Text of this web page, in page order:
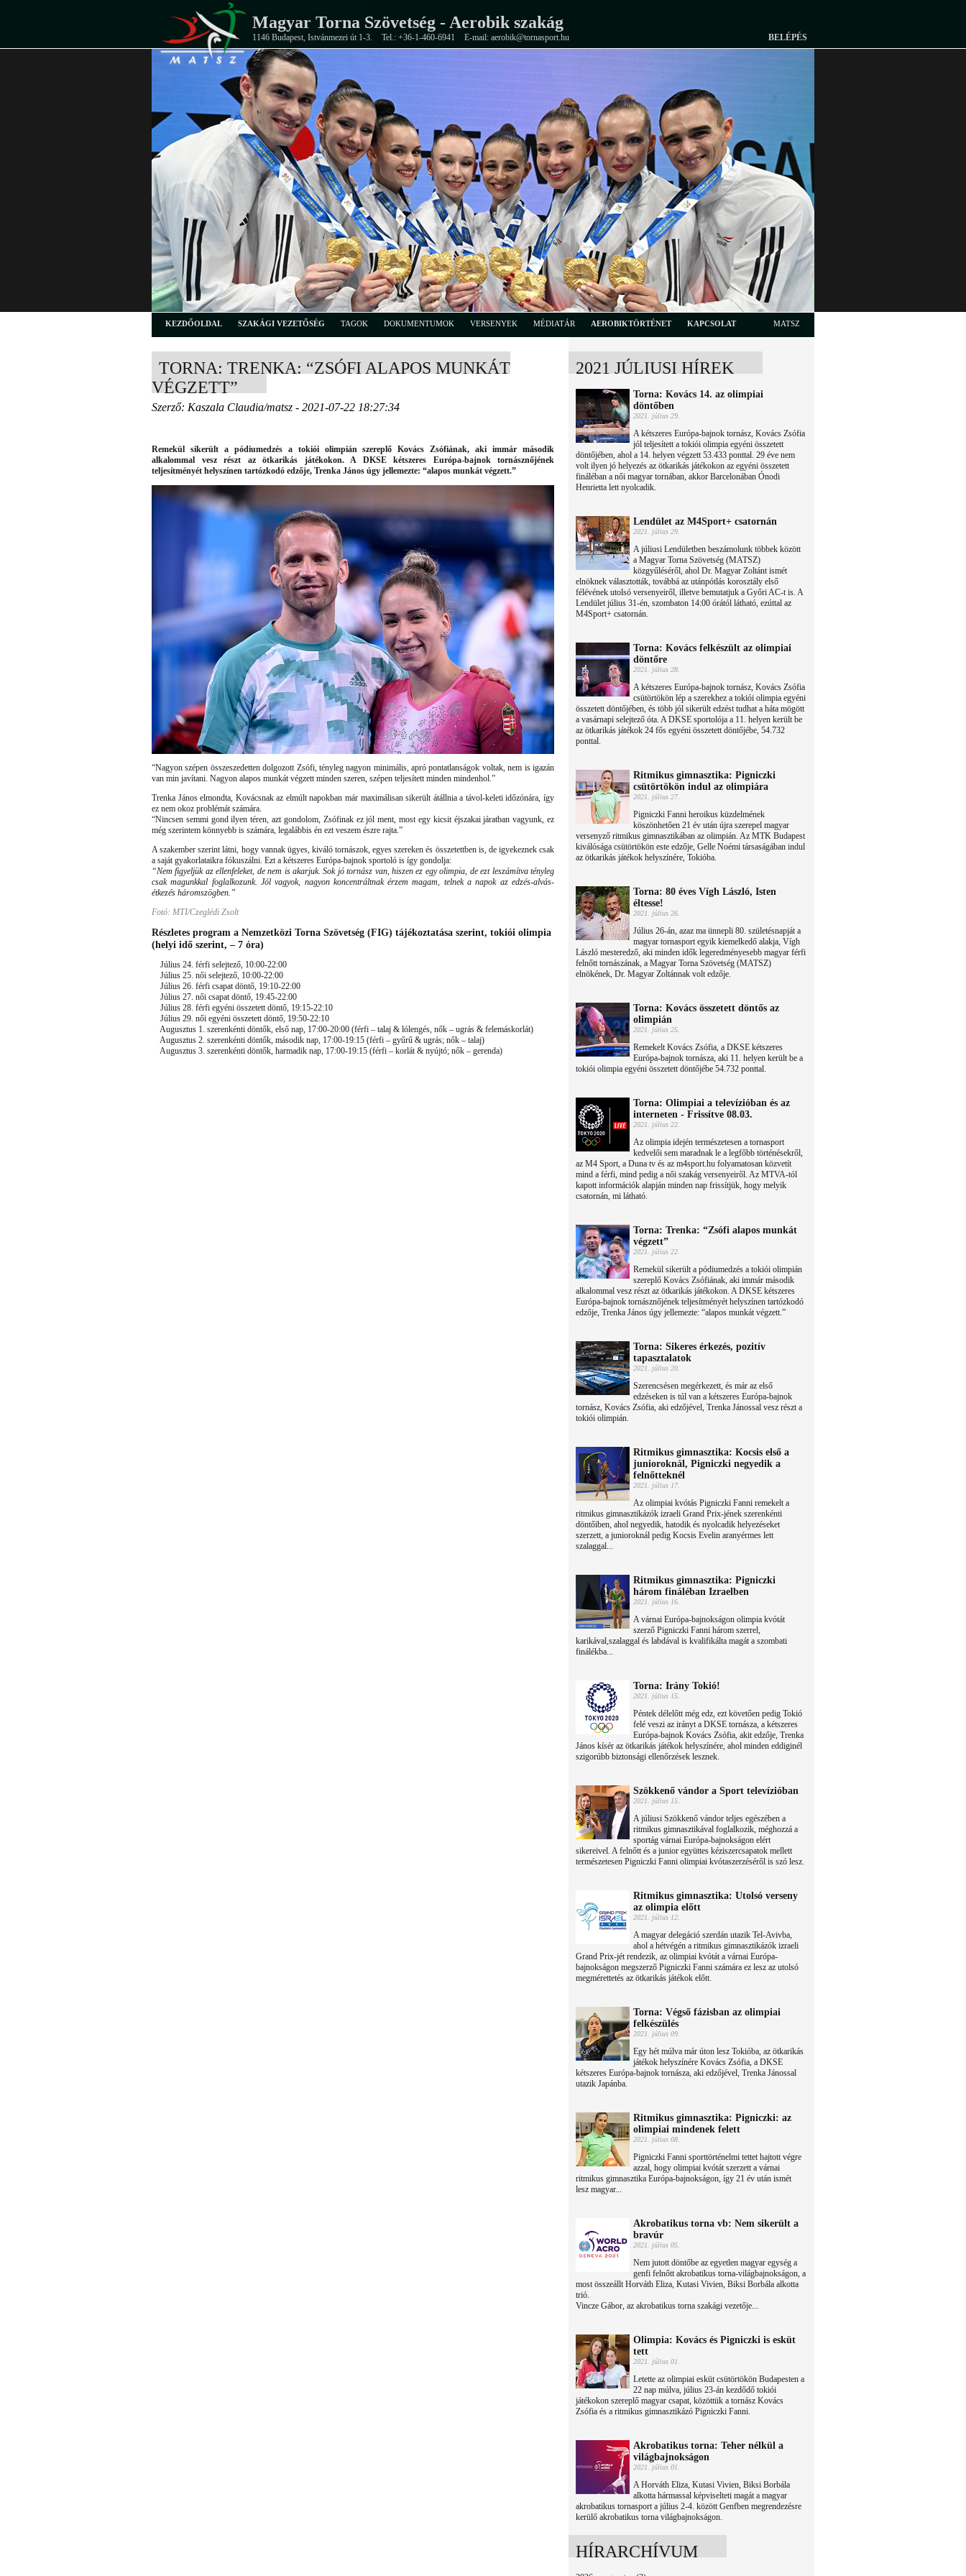
Magyar Torna Szövetség - Aerobik szakág
1146 Budapest, Istvánmezei út 1-3. Tel.: +36-1-460-6941 E-mail: aerobik@tornasport.hu BELÉPÉS
KEZDŐOLDAL SZAKÁGI VEZETŐSÉG TAGOK DOKUMENTUMOK VERSENYEK MÉDIATÁR AEROBIKTÖRTÉNET KAPCSOLAT MATSZ
TORNA: TRENKA: “ZSÓFI ALAPOS MUNKÁT
VÉGZETT”
Szerző: Kaszala Claudia/matsz - 2021-07-22 18:27:34
Remekül sikerült a pódiumedzés a tokiói olimpián szereplő Kovács Zsófiának, aki immár második
alkalommal vesz részt az ötkarikás játékokon. A DKSE kétszeres Európa-bajnok tornásznőjének
teljesítményét helyszínen tartózkodó edzője, Trenka János úgy jellemezte: “alapos munkát végzett.”
“Nagyon szépen összeszedetten dolgozott Zsófi, tényleg nagyon minimális, apró pontatlanságok voltak, nem is igazán
van min javítani. Nagyon alapos munkát végzett minden szeren, szépen teljesített minden mindenhol.”
Trenka János elmondta, Kovácsnak az elmúlt napokban már maximálisan sikerült átállnia a távol-keleti időzónára, így
ez nem okoz problémát számára.
“Nincsen semmi gond ilyen téren, azt gondolom, Zsófinak ez jól ment, most egy kicsit éjszakai járatban vagyunk, ez
még szerintem könnyebb is számára, legalábbis én ezt veszem észre rajta.”
A szakember szerint látni, hogy vannak ügyes, kiváló tornászok, egyes szereken és összetettben is, de igyekeznek csak
a saját gyakorlataikra fókuszálni. Ezt a kétszeres Európa-bajnok sportoló is így gondolja:
“Nem figyeljük az ellenfeleket, de nem is akarjuk. Sok jó tornász van, hiszen ez egy olimpia, de ezt leszámítva tényleg
csak magunkkal foglalkozunk. Jól vagyok, nagyon koncentráltnak érzem magam, telnek a napok az edzés-alvás-
étkezés háromszögben.”
Fotó: MTI/Czeglédi Zsolt
Részletes program a Nemzetközi Torna Szövetség (FIG) tájékoztatása szerint, tokiói olimpia
(helyi idő szerint, – 7 óra)
Július 24. férfi selejtező, 10:00-22:00
Július 25. női selejtező, 10:00-22:00
Július 26. férfi csapat döntő, 19:10-22:00
Július 27. női csapat döntő, 19:45-22:00
Július 28. férfi egyéni összetett döntő, 19:15-22:10
Július 29. női egyéni összetett döntő, 19:50-22:10
Augusztus 1. szerenkénti döntők, első nap, 17:00-20:00 (férfi – talaj & lólengés, nők – ugrás & felemáskorlát)
Augusztus 2. szerenkénti döntők, második nap, 17:00-19:15 (férfi – gyűrű & ugrás; nők – talaj)
Augusztus 3. szerenkénti döntők, harmadik nap, 17:00-19:15 (férfi – korlát & nyújtó; nők – gerenda)
2021 JÚLIUSI HÍREK
Torna: Kovács 14. az olimpiai
döntőben
2021. július 29.
A kétszeres Európa-bajnok tornász, Kovács Zsófia
jól teljesített a tokiói olimpia egyéni összetett
döntőjében, ahol a 14. helyen végzett 53.433 ponttal. 29 éve nem
volt ilyen jó helyezés az ötkarikás játékokon az egyéni összetett
fináléban a női magyar tornában, akkor Barcelonában Ónodi
Henrietta lett nyolcadik.
Lendület az M4Sport+ csatornán
2021. július 29.
A júliusi Lendületben beszámolunk többek között
a Magyar Torna Szövetség (MATSZ)
közgyűléséről, ahol Dr. Magyar Zoltánt ismét
elnöknek választották, továbbá az utánpótlás korosztály első
félévének utolsó versenyeiről, illetve bemutatjuk a Győri AC-t is. A
Lendület július 31-én, szombaton 14:00 órától látható, ezúttal az
M4Sport+ csatornán.
Torna: Kovács felkészült az olimpiai
döntőre
2021. július 28.
A kétszeres Európa-bajnok tornász, Kovács Zsófia
csütörtökön lép a szerekhez a tokiói olimpia egyéni
összetett döntőjében, és több jól sikerült edzést tudhat a háta mögött
a vasárnapi selejtező óta. A DKSE sportolója a 11. helyen került be
az ötkarikás játékok 24 fős egyéni összetett döntőjébe, 54.732
ponttal.
Ritmikus gimnasztika: Pigniczki
csütörtökön indul az olimpiára
2021. július 27.
Pigniczki Fanni heroikus küzdelmének
köszönhetően 21 év után újra szerepel magyar
versenyző ritmikus gimnasztikában az olimpián. Az MTK Budapest
kiválósága csütörtökön este edzője, Gelle Noémi társaságában indul
az ötkarikás játékok helyszínére, Tokióba.
Torna: 80 éves Vígh László, Isten
éltesse!
2021. július 26.
Július 26-án, azaz ma ünnepli 80. születésnapját a
magyar tornasport egyik kiemelkedő alakja, Vígh
László mesteredző, aki minden idők legeredményesebb magyar férfi
felnőtt tornászának, a Magyar Torna Szövetség (MATSZ)
elnökének, Dr. Magyar Zoltánnak volt edzője.
Torna: Kovács összetett döntős az
olimpián
2021. július 25.
Remekelt Kovács Zsófia, a DKSE kétszeres
Európa-bajnok tornásza, aki 11. helyen került be a
tokiói olimpia egyéni összetett döntőjébe 54.732 ponttal.
Torna: Olimpiai a televízióban és az
interneten - Frissítve 08.03.
2021. július 22.
Az olimpia idején természetesen a tornasport
kedvelői sem maradnak le a legfőbb történésekről,
az M4 Sport, a Duna tv és az m4sport.hu folyamatosan közvetít
mind a férfi, mind pedig a női szakág versenyeiről. Az MTVA-tól
kapott információk alapján minden nap frissítjük, hogy melyik
csatornán, mi látható.
Torna: Trenka: “Zsófi alapos munkát
végzett”
2021. július 22.
Remekül sikerült a pódiumedzés a tokiói olimpián
szereplő Kovács Zsófiának, aki immár második
alkalommal vesz részt az ötkarikás játékokon. A DKSE kétszeres
Európa-bajnok tornásznőjének teljesítményét helyszínen tartózkodó
edzője, Trenka János úgy jellemezte: “alapos munkát végzett.”
Torna: Sikeres érkezés, pozitív
tapasztalatok
2021. július 20.
Szerencsésen megérkezett, és már az első
edzéseken is túl van a kétszeres Európa-bajnok
tornász, Kovács Zsófia, aki edzőjével, Trenka Jánossal vesz részt a
tokiói olimpián.
Ritmikus gimnasztika: Kocsis első a
junioroknál, Pigniczki negyedik a
felnőtteknél
2021. július 17.
Az olimpiai kvótás Pigniczki Fanni remekelt a
ritmikus gimnasztikázók izraeli Grand Prix-jének szerenkénti
döntőiben, ahol negyedik, hatodik és nyolcadik helyezéseket
szerzett, a junioroknál pedig Kocsis Evelin aranyérmes lett
szalaggal...
Ritmikus gimnasztika: Pigniczki
három fináléban Izraelben
2021. július 16.
A várnai Európa-bajnokságon olimpia kvótát
szerző Pigniczki Fanni három szerrel,
karikával,szalaggal és labdával is kvalifikálta magát a szombati
finálékba...
Torna: Irány Tokió!
2021. július 15.
Péntek délelőtt még edz, ezt követően pedig Tokió
felé veszi az irányt a DKSE tornásza, a kétszeres
Európa-bajnok Kovács Zsófia, akit edzője, Trenka
János kísér az ötkarikás játékok helyszínére, ahol minden eddiginél
szigorúbb biztonsági ellenőrzések lesznek.
Szökkenő vándor a Sport televízióban
2021. július 15.
A júliusi Szökkenő vándor teljes egészében a
ritmikus gimnasztikával foglalkozik, méghozzá a
sportág várnai Európa-bajnokságon elért
sikereivel. A felnőtt és a junior együttes kéziszercsapatok mellett
természetesen Pigniczki Fanni olimpiai kvótaszerzéséről is szó lesz.
Ritmikus gimnasztika: Utolsó verseny
az olimpia előtt
2021. július 12.
A magyar delegáció szerdán utazik Tel-Avivba,
ahol a hétvégén a ritmikus gimnasztikázók izraeli
Grand Prix-jét rendezik, az olimpiai kvótát a várnai Európa-
bajnokságon megszerző Pigniczki Fanni számára ez lesz az utolsó
megmérettetés az ötkarikás játékok előtt.
Torna: Végső fázisban az olimpiai
felkészülés
2021. július 09.
Egy hét múlva már úton lesz Tokióba, az ötkarikás
játékok helyszínére Kovács Zsófia, a DKSE
kétszeres Európa-bajnok tornásza, aki edzőjével, Trenka Jánossal
utazik Japánba.
Ritmikus gimnasztika: Pigniczki: az
olimpiai mindenek felett
2021. július 08.
Pigniczki Fanni sporttörténelmi tettet hajtott végre
azzal, hogy olimpiai kvótát szerzett a várnai
ritmikus gimnasztika Európa-bajnokságon, így 21 év után ismét
lesz magyar...
Akrobatikus torna vb: Nem sikerült a
bravúr
2021. július 05.
Nem jutott döntőbe az egyetlen magyar egység a
genfi felnőtt akrobatikus torna-világbajnokságon, a
most összeállt Horváth Eliza, Kutasi Vivien, Biksi Borbála alkotta
trió.
Vincze Gábor, az akrobatikus torna szakági vezetője...
Olimpia: Kovács és Pigniczki is esküt
tett
2021. július 01.
Letette az olimpiai esküt csütörtökön Budapesten a
22 nap múlva, július 23-án kezdődő tokiói
játékokon szereplő magyar csapat, közöttük a tornász Kovács
Zsófia és a ritmikus gimnasztikázó Pigniczki Fanni.
Akrobatikus torna: Teher nélkül a
világbajnokságon
2021. július 01.
A Horváth Eliza, Kutasi Vivien, Biksi Borbála
alkotta hármassal képviselteti magát a magyar
akrobatikus tornasport a július 2-4. között Genfben megrendezésre
kerülő akrobatikus torna világbajnokságon.
HÍRARCHÍVUM